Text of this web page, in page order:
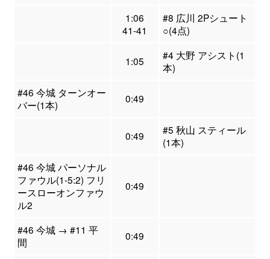
1:06
41-41
#8 広川 2Pシュート
○(4点)
1:05
#4 大野 アシスト(1
本)
#46 今城 ターンオー
バー(1本)
0:49
0:49
#5 秋山 スティール
(1本)
#46 今城 パーソナル
ファウル(1-5:2) フリ
ースローオンファウ
ル2
0:49
#46 今城 → #11 平
間
0:49